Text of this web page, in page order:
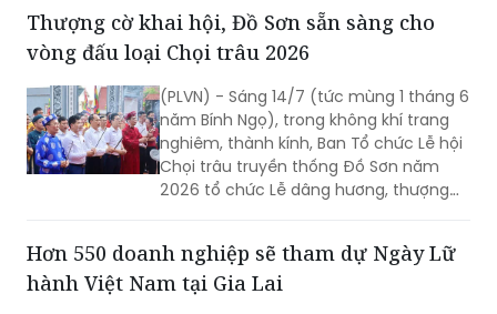
Thượng cờ khai hội, Đồ Sơn sẵn sàng cho
vòng đấu loại Chọi trâu 2026
(PLVN) - Sáng 14/7 (tức mùng 1 tháng 6
năm Bính Ngọ), trong không khí trang
nghiêm, thành kính, Ban Tổ chức Lễ hội
Chọi trâu truyền thống Đồ Sơn năm
2026 tổ chức Lễ dâng hương, thượng
chính thức mở đầu mùa lễ hội năm
nay.
Hơn 550 doanh nghiệp sẽ tham dự Ngày Lữ
hành Việt Nam tại Gia Lai